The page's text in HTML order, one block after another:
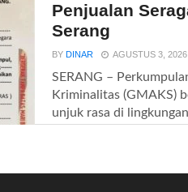
Penjualan
Serang
BYDINAR AGUSTUS 3, 2026
SERANG –
Kriminalitas (GMAKS)
unjuk rasa di